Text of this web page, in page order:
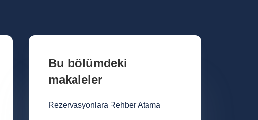
Bu bölümdeki
makaleler
Rezervasyonlara Rehber Atama